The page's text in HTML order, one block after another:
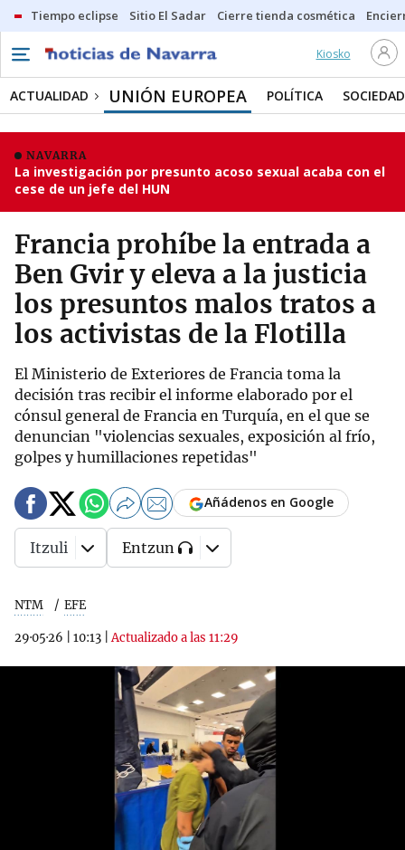
Tiempo eclipse Sitio El Sadar Cierre tienda cosmética
Kiosko
ACTUALIDAD UNIÓN EUROPEA POLÍTICA SOCIEDAD
NAVARRA
La investigación por presunto acoso sexual acaba con el
cese de un jefe del HUN
Francia prohíbe la entrada a
Ben Gvir y eleva a la justicia
los presuntos malos tratos a
los activistas de la Flotilla
El Ministerio de Exteriores de Francia toma la
decisión tras recibir el informe elaborado por el
cónsul general de Francia en Turquía, en el que se
denuncian "violencias sexuales, exposición al frío,
golpes y humillaciones repetidas"
NTM EFE
29·05·26 10:13 |Actualizado a las 11:29
Añádenos en Google
Itzuli Entzun